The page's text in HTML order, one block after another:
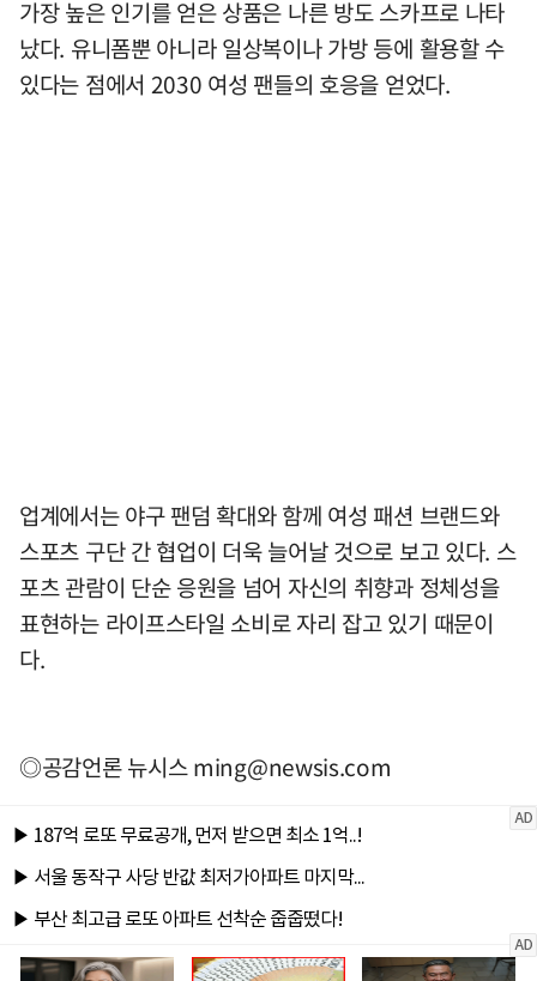
가장 높은 인기를 얻은 상품은 나른 방도 스카프로 나타
났다. 유니폼뿐 아니라 일상복이나 가방 등에 활용할 수
있다는 점에서 2030 여성 팬들의 호응을 얻었다.
업계에서는 야구 팬덤 확대와 함께 여성 패션 브랜드와
스포츠 구단 간 협업이 더욱 늘어날 것으로 보고 있다. 스
포츠 관람이 단순 응원을 넘어 자신의 취향과 정체성을
표현하는 라이프스타일 소비로 자리 잡고 있기 때문이
다.
◎공감언론 뉴시스ming@newsis.com